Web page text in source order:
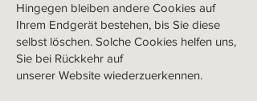
Hingegen bleiben andere Cookies auf
Ihrem Endgerät bestehen, bis Sie diese
selbst löschen. Solche Cookies helfen uns,
Sie bei Rückkehr auf
unserer Website wiederzuerkennen.